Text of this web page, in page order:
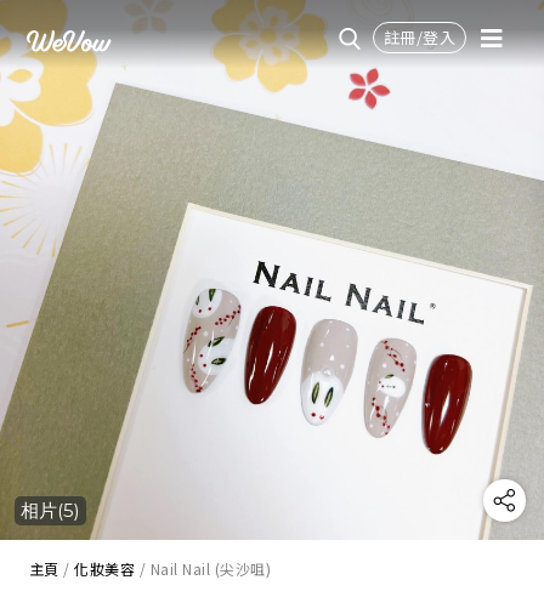
註冊/登入
相片(5)
主頁 /化妝美容 / Nail Nail (尖沙咀)